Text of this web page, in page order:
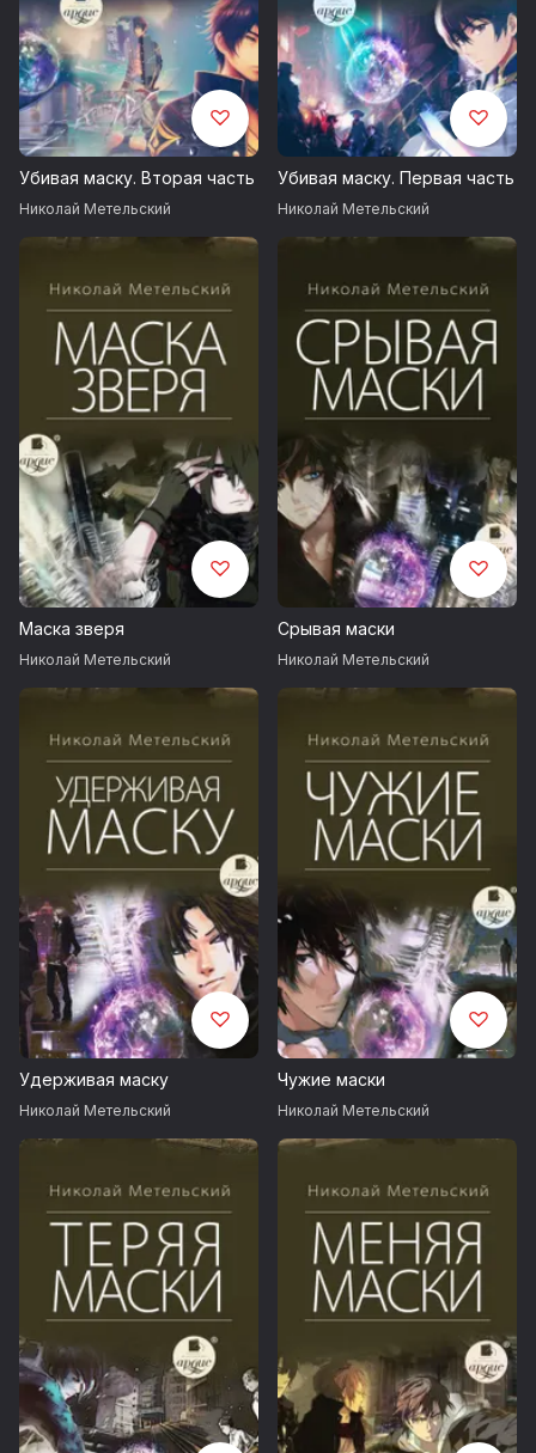
Убивая маску. Вторая часть
Николай Метельский
Убивая маску. Первая часть
Николай Метельский
Маска зверя
Николай Метельский
Срывая маски
Николай Метельский
Удерживая маску
Николай Метельский
Чужие маски
Николай Метельский